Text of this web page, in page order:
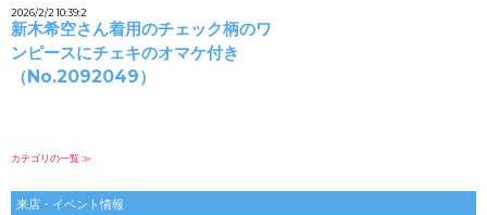
2026/2/2 10:39:2
新木希空さん着用のチェック柄のワ
ンピースにチェキのオマケ付き
（No.2092049）
カテゴリの一覧 ≫
来店・イベント情報